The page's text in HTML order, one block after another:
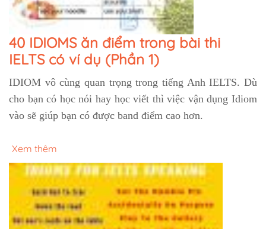
40 IDIOMS ăn điểm trong bài thi
IELTS có ví dụ (Phần 1)
IDIOM vô cùng quan trọng trong tiếng Anh IELTS. Dù
cho bạn có học nói hay học viết thì việc vận dụng Idiom
vào sẽ giúp bạn có được band điểm cao hơn.
Xem thêm